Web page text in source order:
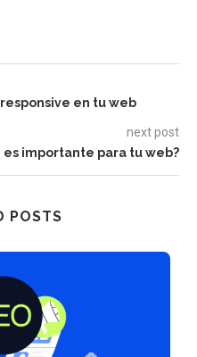
en tu web
next post
es importante para tu web?
POSTS